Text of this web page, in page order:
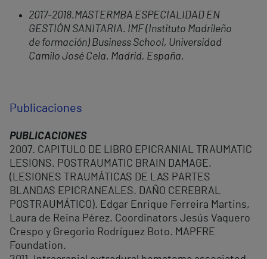
2017-2018.MASTERMBA ESPECIALIDAD EN
GESTIÓN SANITARIA. IMF (Instituto Madrileño
de formación) Business School, Universidad
Camilo José Cela. Madrid, España.
Publicaciones
PUBLICACIONES
2007. CAPITULO DE LIBRO EPICRANIAL TRAUMATIC
LESIONS. POSTRAUMATIC BRAIN DAMAGE.
(LESIONES TRAUMÁTICAS DE LAS PARTES
BLANDAS EPICRANEALES. DAÑO CEREBRAL
POSTRAUMÁTICO). Edgar Enrique Ferreira Martins,
Laura de Reina Pérez. Coordinators Jesús Vaquero
Crespo y Gregorio Rodríguez Boto. MAPFRE
Foundation.